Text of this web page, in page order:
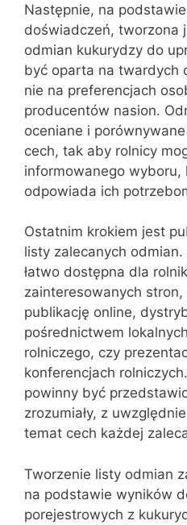
Następnie, na
doświadczeń, tworzona
odmian kukurydzy do
być oparta na twardych
nie na preferencjach
producentów nasion.
oceniane i
cech, tak aby rolnicy
informowanego wyboru,
odpowiada ich
Ostatnim krokiem jest
listy zalecanych
łatwo dostępna dla
zainteresowanych stron,
publikację online,
pośrednictwem
rolniczego, czy
konferencjach
powinny być
zrozumiały, z
temat cech każdej
Tworzenie listy odmian
na podstawie wyników
porejestrowych z